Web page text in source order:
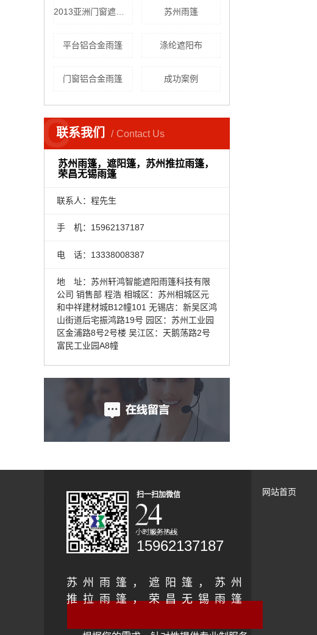
苏州雨篷
平台铝合金雨篷 涤纶遮阳布
门窗铝合金雨篷 成功案例
联系我们 Contact Us
C
苏州雨篷，遮阳篷，苏州推拉雨篷，
荣昌无锡雨篷
联系人：程先生
手 机：15962137187
电 话：13338008387
地 址：苏州轩鸿智能遮阳雨篷科技有限
公司 销售部 程浩 相城区：苏州相城区元
和中祥建材城B12幢101 无锡店：新吴区鸿
山街道后宅振鸿路19号 园区：苏州工业园
区金浦路8号2号楼 吴江区：天鹅荡路2号
富民工业园A8幢
扫一扫加微信
15962137187
苏州雨篷，遮阳篷，苏州
推拉雨篷，荣昌无锡雨篷
网站首页